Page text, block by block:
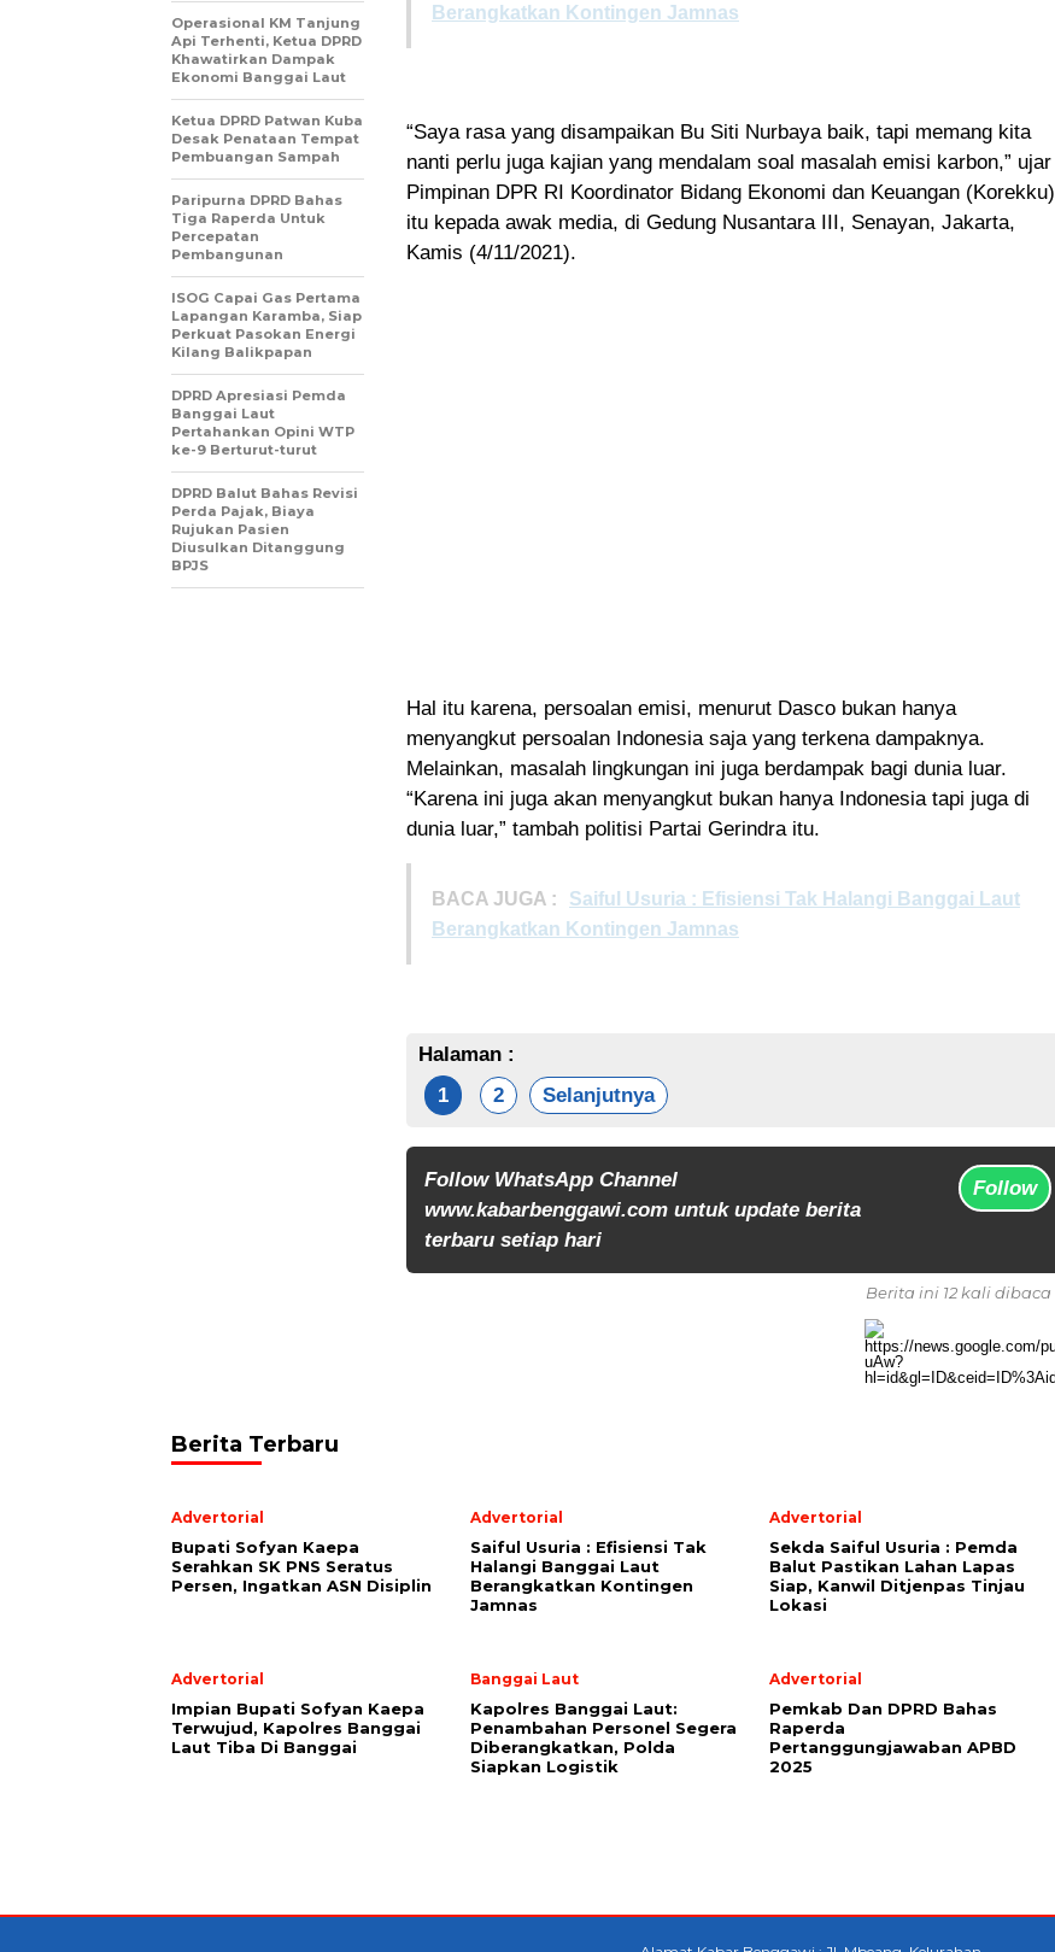
Berangkatkan Kontingen Jamnas
“Saya rasa yang disampaikan Bu Siti Nurbaya baik, tapi memang kita
nanti perlu juga kajian yang mendalam soal masalah emisi karbon,” ujar
Pimpinan DPR RI Koordinator Bidang Ekonomi dan Keuangan (Korekku)
itu kepada awak media, di Gedung Nusantara III, Senayan, Jakarta,
Kamis (4/11/2021).
Hal itu karena, persoalan emisi, menurut Dasco bukan hanya
menyangkut persoalan Indonesia saja yang terkena dampaknya.
Melainkan, masalah lingkungan ini juga berdampak bagi dunia luar.
“Karena ini juga akan menyangkut bukan hanya Indonesia tapi juga di
dunia luar,” tambah politisi Partai Gerindra itu.
BACA JUGA :
Saiful Usuria : Efisiensi Tak Halangi Banggai Laut
Berangkatkan Kontingen Jamnas
Halaman :
1
2 Selanjutnya
Follow WhatsApp Channel
www.kabarbenggawi.com untuk update berita
terbaru setiap hari
Follow
Operasional KM Tanjung
Api Terhenti, Ketua DPRD
Khawatirkan Dampak
Ekonomi Banggai Laut
Ketua DPRD Patwan Kuba
Desak Penataan Tempat
Pembuangan Sampah
Paripurna DPRD Bahas
Tiga Raperda Untuk
Percepatan
Pembangunan
ISOG Capai Gas Pertama
Lapangan Karamba, Siap
Perkuat Pasokan Energi
Kilang Balikpapan
DPRD Apresiasi Pemda
Banggai Laut
Pertahankan Opini WTP
ke-9 Berturut-turut
DPRD Balut Bahas Revisi
Perda Pajak, Biaya
Rujukan Pasien
Diusulkan Ditanggung
BPJS
Berita ini 12 kali dibaca
Berita Terbaru
Advertorial
Bupati Sofyan Kaepa
Serahkan SK PNS Seratus
Persen, Ingatkan ASN Disiplin
Advertorial
Saiful Usuria : Efisiensi Tak
Halangi Banggai Laut
Berangkatkan Kontingen
Jamnas
Advertorial
Sekda Saiful Usuria : Pemda
Balut Pastikan Lahan Lapas
Siap, Kanwil Ditjenpas Tinjau
Lokasi
Advertorial
Impian Bupati Sofyan Kaepa
Terwujud, Kapolres Banggai
Laut Tiba Di Banggai
Banggai Laut
Kapolres Banggai Laut:
Penambahan Personel Segera
Diberangkatkan, Polda
Siapkan Logistik
Advertorial
Pemkab Dan DPRD Bahas
Raperda
Pertanggungjawaban APBD
2025